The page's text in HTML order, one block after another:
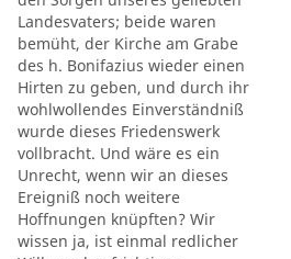
Landesvaters; beide waren
bemüht, der Kirche am Grabe
des h. Bonifazius wieder einen
Hirten zu geben, und durch ihr
wohlwollendes Einverständniß
wurde dieses Friedenswerk
vollbracht. Und wäre es ein
Unrecht, wenn wir an dieses
Ereigniß noch weitere
Hoffnungen knüpften? Wir
wissen ja, ist einmal redlicher